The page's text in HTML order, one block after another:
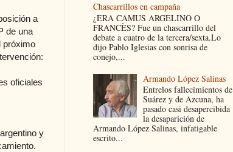
a
de una
próximo
oficiales
y
Chascarrillos en campaña
¿ERA CAMUS ARGELINO O
FRANCÈS? Fue un chascarrillo del
debate a cuatro de la tercera/sexta.Lo
dijo Pablo Iglesias con sonrisa de
conejo,...
Armando López Salinas
Entrelos fallecimientos de
Suárez y de Azcuna, ha
pasado casi desapercibida
la desaparición de
Armando López Salinas, infatigable
escrito...